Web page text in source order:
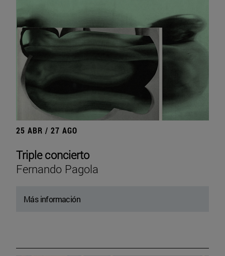
25 ABR / 27 AGO
Triple concierto
Fernando Pagola
Más información